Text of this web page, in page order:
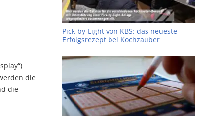
die
die
Pick-by-Light von KBS: das neueste
Erfolgsrezept bei Kochzauber